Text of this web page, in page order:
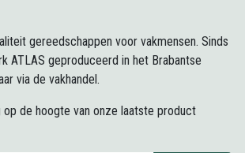
gereedschappen voor vakmensen. Sinds
ATLAS geproduceerd in het Brabantse
via de vakhandel.
op de hoogte van onze laatste product